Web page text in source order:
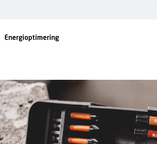
Energioptimering